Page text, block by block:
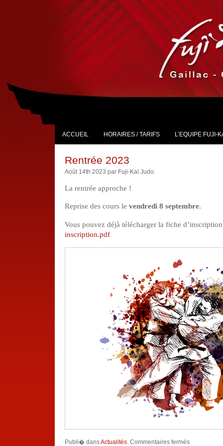
ACCUEIL HORAIRES / TARIFS L’EQUIPE FUJI-
Rentrée 2023
Août 14th 2023 par Fuji-Kaï Judo.
La rentrée approche !
Reprise des cours le vendredi 8 septembre.
Vous pouvez déjà télécharger la fiche
inscription.pdf
Publi� dansActualités. Commentaires fermés